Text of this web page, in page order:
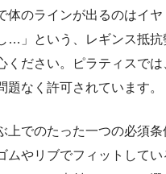
体のラインが出るのはイ
…」という、レギンス抵抗
ください。ピラティスで
題なく許可されています。
上でのたった一つの必須
ムやリブでフィットして